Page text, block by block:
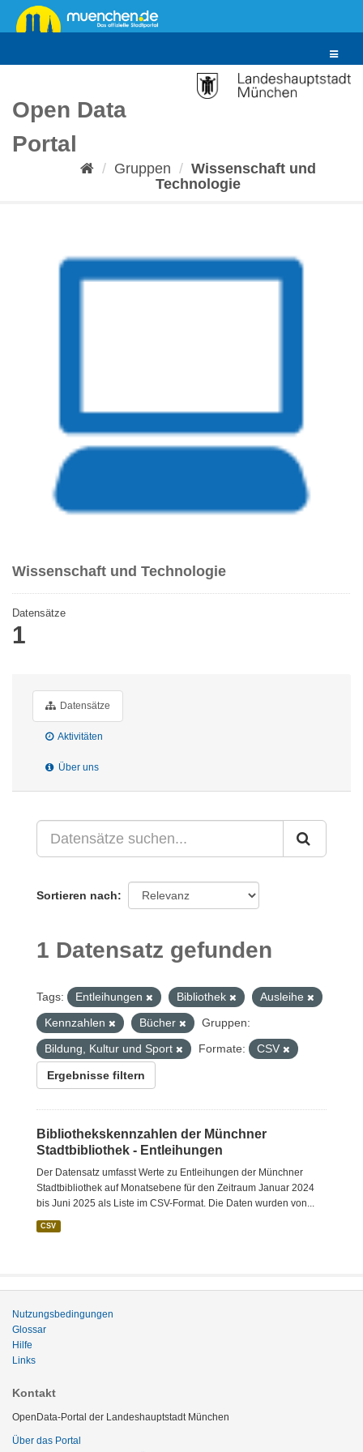
Überspringen
zum
Toggle
Open Data
Portal
Gruppen
Wissenschaft und
Technologie
Wissenschaft und Technologie
Datensätze
1
Datensätze
Aktivitäten
Über uns
Sortieren nach
1 Datensatz gefunden
Tags: Entleihungen Bibliothek
Ausleihe
Kennzahlen
Bücher
Gruppen:
Bildung, Kultur und Sport
Formate: CSV
Ergebnisse filtern
Bibliothekskennzahlen der Münchner
Stadtbibliothek - Entleihungen
Der Datensatz umfasst Werte zu Entleihungen der Münchner
Stadtbibliothek auf Monatsebene für den Zeitraum Januar 2024
bis Juni 2025 als Liste im CSV-Format. Die Daten wurden von...
CSV
Nutzungsbedingungen
Glossar
Hilfe
Links
Kontakt
OpenData-Portal der Landeshauptstadt München
Über das Portal